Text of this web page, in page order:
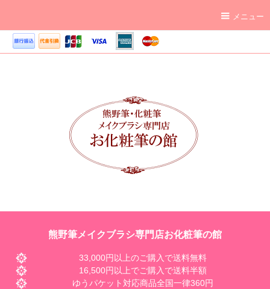
メニュー
熊野筆メイクブラシ専門店お化粧筆の館
33,000円以上のご購入で送料無料
16,500円以上でご購入で送料半額
ゆうパケット対応商品全国一律360円